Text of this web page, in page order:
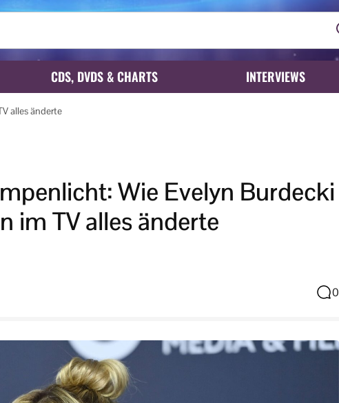
CDS, DVDS & CHARTS INTERVIEWS
alles änderte
Wie Evelyn Burdecki
im TV alles änderte
0